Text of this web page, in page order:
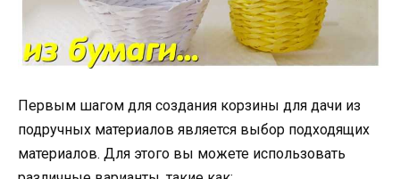
Первым шагом для создания корзины для дачи из
подручных материалов является выбор подходящих
материалов. Для этого вы можете использовать